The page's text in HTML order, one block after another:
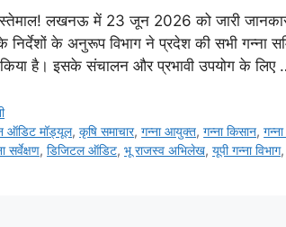
लखनऊ में 23 जून 2026 को जारी
के अनुरूप विभाग ने प्रदेश की सभी गन्ना
किया है। इसके संचालन और प्रभावी उपयोग के लिए
ऑडिट मॉड्यूल,कृषि समाचार,गन्ना आयुक्त,गन्ना किसान,
सर्वेक्षण, डिजिटल ऑडिट, भू राजस्व अभिलेख, यूपी गन्ना विभाग,